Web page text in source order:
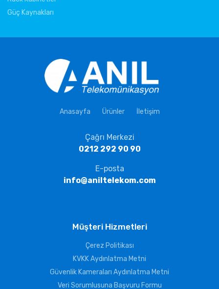
Güç Kaynakları
Anasayfa Ürünler İletişim
Çağrı Merkezi
0212 292 90 90
E-posta
info@aniltelekom.com
Müşteri Hizmetleri
Çerez Politikası
KVKK Aydınlatma Metni
Güvenlik Kameraları Aydınlatma Metni
Veri Sorumlusuna Başvuru Formu